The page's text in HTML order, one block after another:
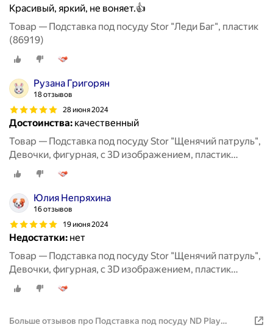
Красивый, яркий, не воняет.👍
Товар — Подставка под посуду Stor "Леди Баг", пластик
(86919)
Рузана Григорян
18 отзывов
28 июня 2024
Достоинства: качественный
Товар — Подставка под посуду Stor "Щенячий патруль",
Девочки, фигурная, с 3D изображением, пластик
(86721)
Юлия Непряхина
16 отзывов
19 июня 2024
Недостатки: нет
Товар — Подставка под посуду Stor "Щенячий патруль",
Девочки, фигурная, с 3D изображением, пластик
(86721)
Больше отзывов про Подставка под посуду ND Play